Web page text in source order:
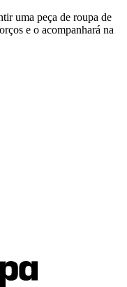
uma peça de roupa de
e o acompanhará na